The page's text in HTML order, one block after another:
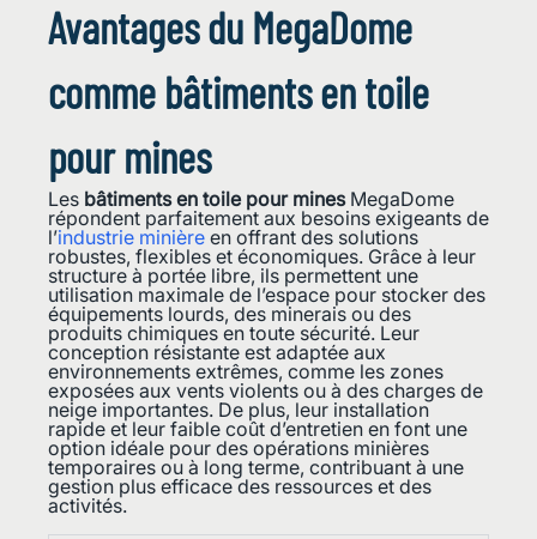
Avantages du MegaDome
comme bâtiments en toile
pour mines
Les bâtiments en toile pour minesMegaDome
répondent parfaitement aux besoins exigeants de
l’industrie minière en offrant des solutions
robustes, flexibles et économiques. Grâce à leur
structure à portée libre, ils permettent une
utilisation maximale de l’espace pour stocker des
équipements lourds, des minerais ou des
produits chimiques en toute sécurité. Leur
conception résistante est adaptée aux
environnements extrêmes, comme les zones
exposées aux vents violents ou à des charges de
neige importantes. De plus, leur installation
rapide et leur faible coût d’entretien en font une
option idéale pour des opérations minières
temporaires ou à long terme, contribuant à une
gestion plus efficace des ressources et des
activités.